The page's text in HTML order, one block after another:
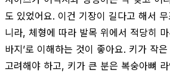
도 있었어요. 이건 기장이 길다고 해서
니라, 체형에 따라 발목 위에서 적당히
바지’로 이해하는 것이 좋아요. 키가 작
고려해야 하고, 키가 큰 분은 복숭아뼈